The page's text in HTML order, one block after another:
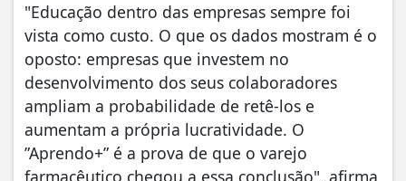
"Educação dentro das empresas sempre foi
vista como custo. O que os dados mostram é o
oposto: empresas que investem no
desenvolvimento dos seus colaboradores
ampliam a probabilidade de retê-los e
aumentam a própria lucratividade. O
”Aprendo+” é a prova de que o varejo
farmacêutico chegou a essa conclusão", afirma